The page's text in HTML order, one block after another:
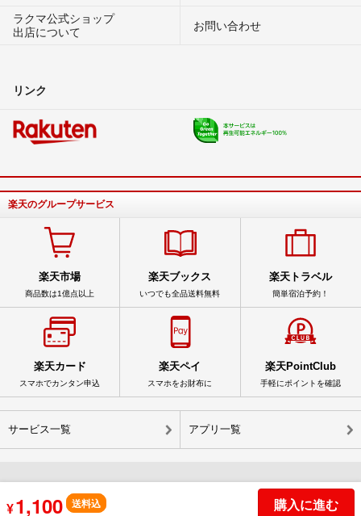
¥1,100 送料込 購入に進む
ラクマ公式ショップ
出店について
お問い合わせ
リンク
楽天のグループサービス
楽天市場
商品数は1億点以上
楽天ブックス
いつでも全品送料無料
楽天トラベル
簡単宿泊予約！
楽天カード
スマホでカンタン申込
楽天ペイ
スマホをお財布に
楽天PointClub
手軽にポイントを確認
サービス一覧 アプリ一覧